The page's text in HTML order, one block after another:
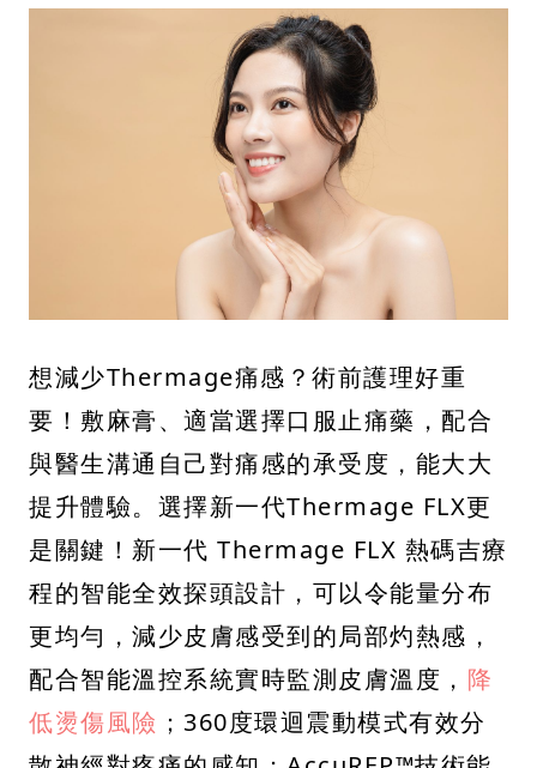
想減少Thermage痛感？術前護理好重
要！敷麻膏、適當選擇口服止痛藥，配合
與醫生溝通自己對痛感的承受度，能大大
提升體驗。選擇新一代Thermage FLX更
是關鍵！新一代 Thermage FLX 熱碼吉療
程的智能全效探頭設計，可以令能量分布
更均勻，減少皮膚感受到的局部灼熱感，
配合智能溫控系統實時監測皮膚溫度， 降
低燙傷風險 ；360度環迴震動模式有效分